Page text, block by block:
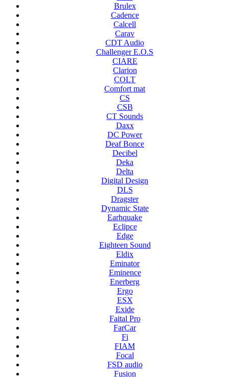
Brulex
Cadence
Calcell
Carav
CDT Audio
Challenger E.O.S
CIARE
Clarion
COLT
Comfort mat
CS
CSB
CT Sounds
Daxx
DC Power
Deaf Bonce
Decibel
Deka
Delta
Digital Design
DLS
Dragster
Dynamic State
Earhquake
Eclipce
Edge
Eighteen Sound
Eldix
Eminator
Eminence
Enerberg
Ergo
ESX
Exide
Faital Pro
FarCar
Fi
FIAM
Focal
FSD audio
Fusion